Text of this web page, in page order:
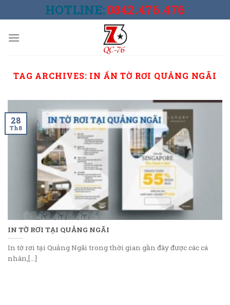
to
HOTLINE:0842.476.476
TAG ARCHIVES: IN ẤN TỜ RƠI QUẢNG NGÃI
IN TỜ RƠI TẠI QUẢNG NGÃI
In tờ rơi tại Quảng Ngãi trong thời gian gần đây được các cá
nhân,[...]
28
Th8